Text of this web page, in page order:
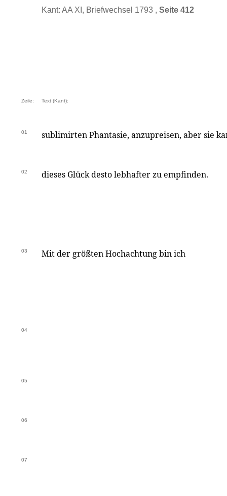
Kant: AA XI, Briefwechsel 1793 , Seite 412
Zeile: Text (Kant):
01 sublimirten Phantasie, anzupreisen, aber sie
02 dieses Glück desto lebhafter zu empfinden.
03 Mit der größten Hochachtung bin ich
04
05
06
07